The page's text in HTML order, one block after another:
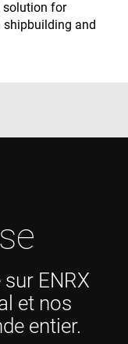
solution for
shipbuilding and
ENRX
et nos
entier.